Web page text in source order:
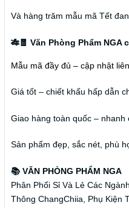
Và hàng trăm mẫu mã Tết
🎋🧧 Văn Phòng Phẩm NGA
Mẫu mã đầy đủ – cập nhật
Giá tốt – chiết khấu hấp dẫn
Giao hàng toàn quốc – nhanh
Sản phẩm đẹp, sắc nét, phù
📚 VĂN PHÒNG PHẨM NGA
Phân Phối Sỉ Và Lẻ Các
Thông ChangChiia, Phụ Kiện